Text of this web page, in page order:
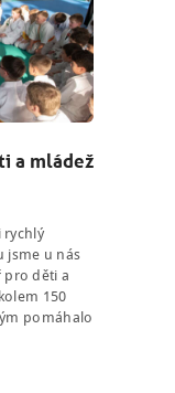
a mládež
rychlý
jsme u nás
pro děti a
150
pomáhalo